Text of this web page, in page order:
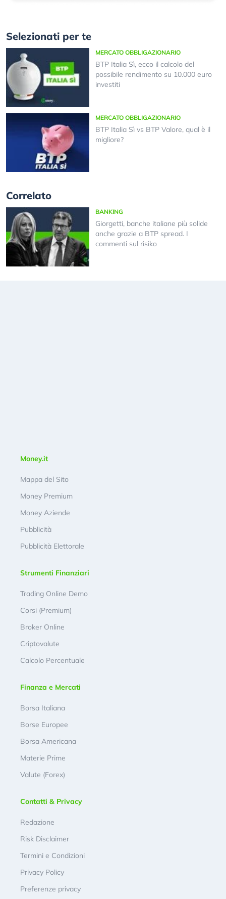
Selezionati per te
MERCATO OBBLIGAZIONARIO
BTP Italia Sì, ecco il calcolo del
possibile rendimento su 10.000 euro
investiti
MERCATO OBBLIGAZIONARIO
BTP Italia Sì vs BTP Valore, qual è il
migliore?
Correlato
BANKING
Giorgetti, banche italiane più solide
anche grazie a BTP spread. I
commenti sul risiko
Money.it
Mappa del Sito
Money Premium
Money Aziende
Pubblicità
Pubblicità Elettorale
Strumenti Finanziari
Trading Online Demo
Corsi (Premium)
Broker Online
Criptovalute
Calcolo Percentuale
Finanza e Mercati
Borsa Italiana
Borse Europee
Borsa Americana
Materie Prime
Valute (Forex)
Contatti & Privacy
Redazione
Risk Disclaimer
Termini e Condizioni
Privacy Policy
Preferenze privacy